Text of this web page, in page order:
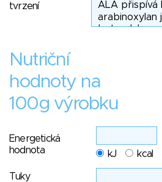
tvrzení
Nutriční
hodnoty na
100g výrobku
Energetická
hodnota
kJ kcal
Tuky